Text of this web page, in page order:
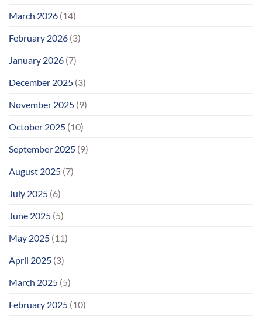
March 2026 (14)
February 2026 (3)
January 2026 (7)
December 2025 (3)
November 2025 (9)
October 2025 (10)
September 2025 (9)
August 2025 (7)
July 2025 (6)
June 2025 (5)
May 2025 (11)
April 2025 (3)
March 2025 (5)
February 2025 (10)